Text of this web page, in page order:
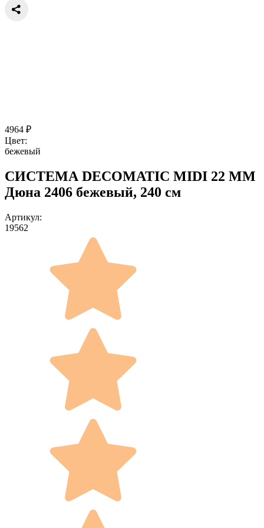
4964 ₽
Цвет:
бежевый
СИСТЕМА DECOMATIC MIDI 22 ММ
Дюна 2406 бежевый, 240 см
Артикул:
19562